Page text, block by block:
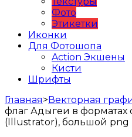
Фото
Этикетки
Иконки
Для Фотошопа
Action Экшены
Кисти
Шрифты
Главная>Векторная
флаг Адыгеи в форматах
(Illustrator), большой png